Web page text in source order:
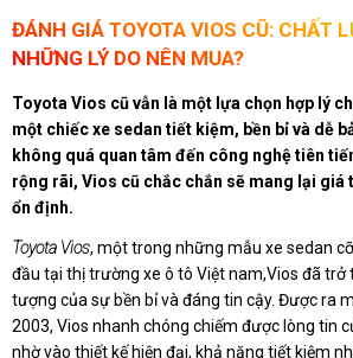
ĐÁNH GIÁ TOYOTA VIOS CŨ: CHẤT
NHỮNG LÝ DO NÊN MUA?
Toyota Vios cũ vẫn là một lựa chọn hợp lý
một chiếc xe sedan tiết kiệm, bền bỉ và dễ
không quá quan tâm đến công nghệ tiên
rộng rãi, Vios cũ chắc chắn sẽ mang lại giá
ổn định.
Toyota Vios, một trong những mẫu xe sedan
đầu tại thị trường xe ô tô Việt nam,Vios đã trở
tượng của sự bền bỉ và đáng tin cậy. Được ra
2003, Vios nhanh chóng chiếm được lòng tin
nhờ vào thiết kế hiện đại, khả năng tiết kiệm